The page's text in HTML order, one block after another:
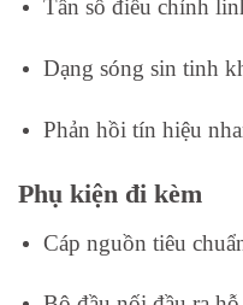
Tần số điều chỉnh
Dạng sóng sin tinh
Phản hồi tín hiệu
Phụ kiện đi kèm
Cáp nguồn tiêu